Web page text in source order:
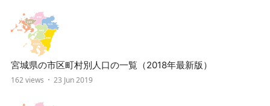
宮城県の市区町村別人口の一覧（2018年最新版）
162 views 23 Jun 2019